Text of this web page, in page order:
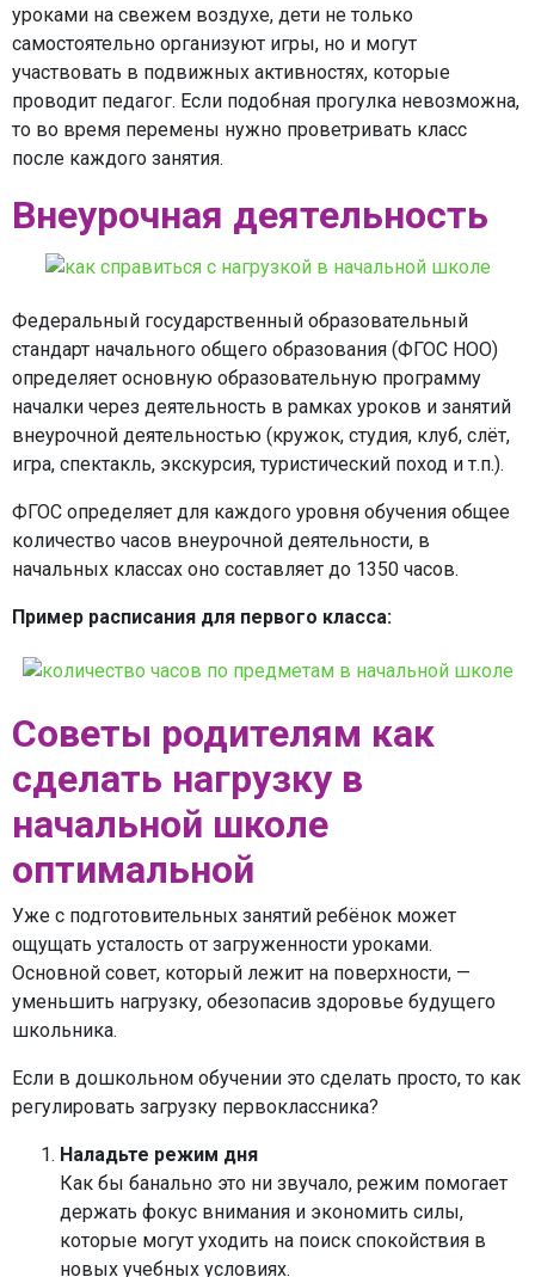
уроками на свежем воздухе, дети не только
самостоятельно организуют игры, но и могут
участвовать в подвижных активностях, которые
проводит педагог. Если подобная прогулка невозможна,
то во время перемены нужно проветривать класс
после каждого занятия.
Внеурочная деятельность
Федеральный государственный образовательный
стандарт начального общего образования (ФГОС НОО)
определяет основную образовательную программу
началки через деятельность в рамках уроков и занятий
внеурочной деятельностью (кружок, студия, клуб, слёт,
игра, спектакль, экскурсия, туристический поход и т.п.).
ФГОС определяет для каждого уровня обучения общее
количество часов внеурочной деятельности, в
начальных классах оно составляет до 1350 часов.
Пример расписания для первого класса:
Советы родителям как
сделать нагрузку в
начальной школе
оптимальной
Уже с подготовительных занятий ребёнок может
ощущать усталость от загруженности уроками.
Основной совет, который лежит на поверхности, —
уменьшить нагрузку, обезопасив здоровье будущего
школьника.
Если в дошкольном обучении это сделать просто, то как
регулировать загрузку первоклассника?
Наладьте режим дня
Как бы банально это ни звучало, режим помогает
держать фокус внимания и экономить силы,
которые могут уходить на поиск спокойствия в
новых учебных условиях.